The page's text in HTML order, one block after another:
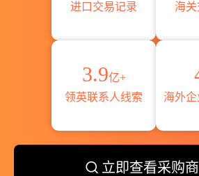
进口交易记录
海
3.9亿+
领英联系人线索
海外
立即查看采购